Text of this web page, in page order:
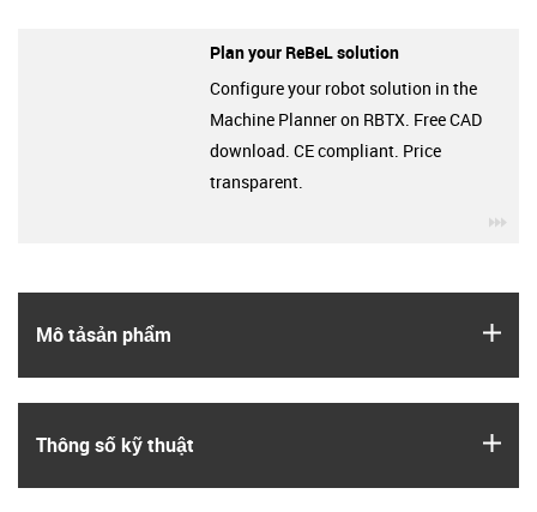
Mô tả­sản phẩm
Thông số kỹ thuật
Plan your ReBeL solution
Configure your robot solution in the
Machine Planner on RBTX. Free CAD
download. CE compliant. Price
transparent.